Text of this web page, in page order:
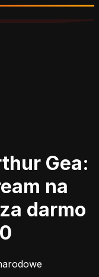
Gea:
na
darmo